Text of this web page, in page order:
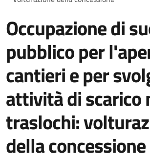
Occupazione di
pubblico per
cantieri e per
attività di scarico
traslochi:
della concessione